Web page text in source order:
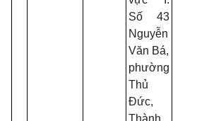
Số 43
Nguyễn
Văn Bá,
phường
Thủ
Đức,
Thành